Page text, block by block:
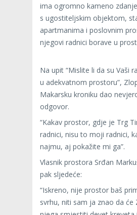
ima ogromno kameno zdanje
s ugostiteljskim objektom,
apartmanima i poslovnim
njegovi radnici borave u
Na upit “Mislite li da su Vaši
u adekvatnom prostoru”,
Makarsku kroniku dao
odgovor.
“Kakav prostor, gdje je Trg
radnici, nisu to moji radnici,
najmu, aj pokažite mi ga”.
Vlasnik prostora Srđan
pak sljedeće:
“Iskreno, nije prostor baš
svrhu, niti sam ja znao da će